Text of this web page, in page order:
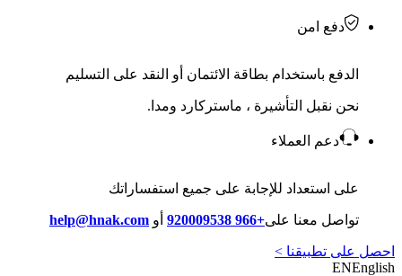
دفع امن
الدفع باستخدام بطاقة الائتمان أو النقد على التسليم
نحن نقبل التأشيرة ، ماستركارد ومدا.
دعم العملاء
على استعداد للإجابة على جميع استفساراتك
تواصل معنا على+966 920009538 أو help@hnak.com
احصل على تطبيقنا >
ENEnglish